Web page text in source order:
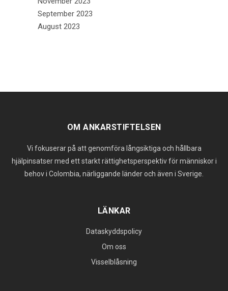
September 2023
August 2023
OM ANKARSTIFTELSEN
Vi fokuserar på att genomföra långsiktiga och hållbara
hjälpinsatser med ett starkt rättighetsperspektiv för människor i
behov i Colombia, närliggande länder och även i Sverige.
LÄNKAR
Dataskyddspolicy
Om oss
Visselblåsning